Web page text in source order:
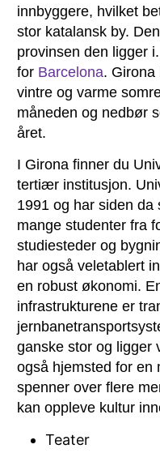
innbyggere, hvilket
stor katalansk by.
provinsen den ligger
for Barcelona. Girona
vintre og varme
måneden og nedbør
året.
I Girona finner du
tertiær institusjon.
1991 og har siden da
mange studenter fra
studiesteder og
har også veletablert
en robust økonomi.
infrastrukturene er
ganske stor og ligger
også hjemsted for en
spenner over flere
kan oppleve kultur
Teater